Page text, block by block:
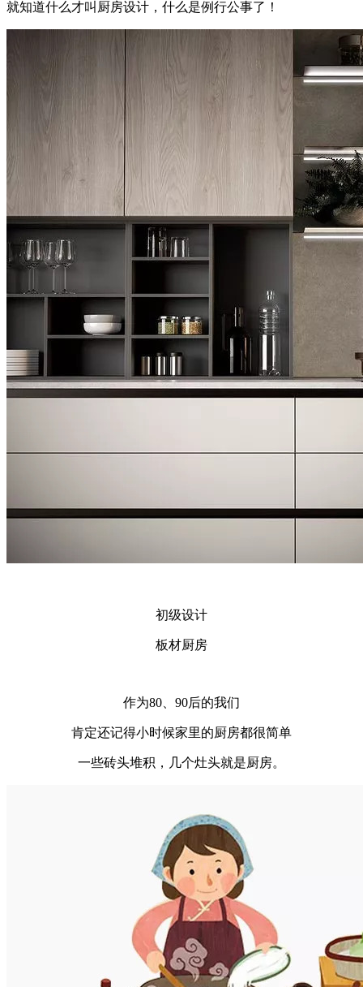
就知道什么才叫厨房设计，什么是例行公事了！
初级设计
板材厨房
作为80、90后的我们
肯定还记得小时候家里的厨房都很简单
一些砖头堆积，几个灶头就是厨房。